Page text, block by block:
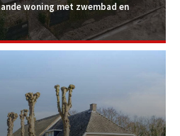
woning met zwembad en